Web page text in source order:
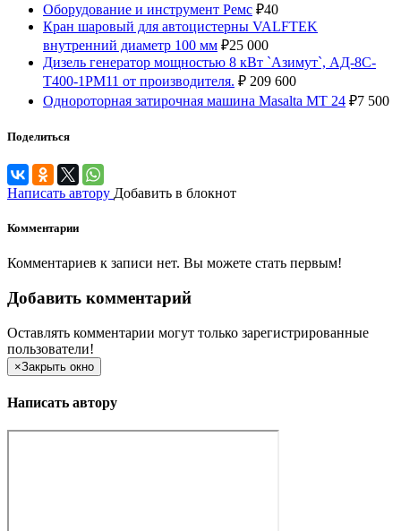
Оборудование и инструмент Ремс ₽40
Кран шаровый для автоцистерны VALFTEK
внутренний диаметр 100 мм ₽25 000
Дизель генератор мощностью 8 кВт `Азимут`, АД-8С-
Т400-1РМ11 от производителя. ₽ 209 600
Однороторная затирочная машина Masalta МТ 24 ₽7 500
Поделиться
Написать автору Добавить в блокнот
Комментарии
Комментариев к записи нет. Вы можете стать первым!
Добавить комментарий
Оставлять комментарии могут только зарегистрированные
пользователи!
×Закрыть окно
Написать автору